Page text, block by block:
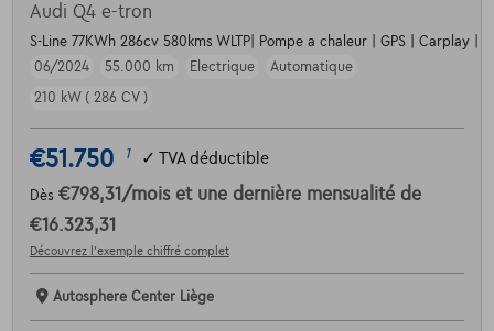
Audi Q4 e-tron
S-Line 77KWh 286cv 580kms WLTP| Pompe a chaleur | GPS | Carplay |
06/2024
55.000 km Electrique
Automatique
210 kW ( 286 CV )
€51.750 1 ✓ TVA déductible
Dès €798,31 /mois et une dernière mensualité de
€16.323,31
Découvrez l’exemple chiffré complet
Autosphere Center Liège